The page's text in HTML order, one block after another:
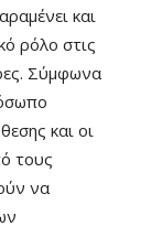
και
ρόλο στις
Σύμφωνα
και οι
τους
να